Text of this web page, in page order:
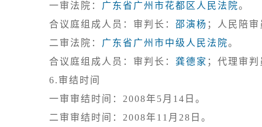
一审法院： 广东省广州市花都区人民法院。
合议庭组成人员：审判长： 邵演杨 ；人民陪
二审法院： 广东省广州市中级人民法院。
合议庭组成人员：审判长： 龚德家 ；代理审
6.审结时间
一审审结时间：2008年5月14日。